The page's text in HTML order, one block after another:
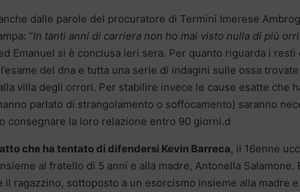
dalle parole del procuratore di Termini Imerese
“In tanti anni di carriera non ho mai visto nulla di più
Emanuel si è conclusa ieri sera. Per quanto riguarda i resti
del dna e tutta una serie di indagini sulle ossa trovate
villa degli orrori. Per stabilire invece le cause esatte che
parlato di strangolamento o soffocamento) saranno
consegnare la loro relazione entro 90 giorni.d
che ha tentato di difendersi Kevin Barreca, il 16enne
al fratello di 5 anni e alla madre, Antonella Salamone.
il ragazzino, sottoposto a un esorcismo insieme alla madre e